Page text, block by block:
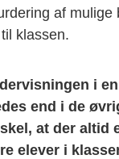
af mulige
klassen.
i
end i de
at der altid
elever i